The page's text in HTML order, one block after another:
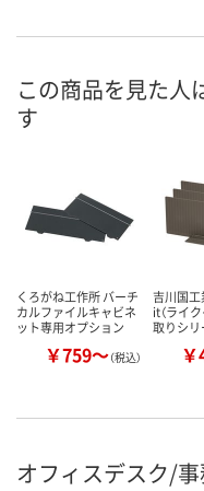
この商品を見た人
す
くろがね工作所 バーチ
カルファイルキャビネ
ット専用オプション
￥759～（税込）
吉川国
it（ライ
取りシ
オフィスデスク/